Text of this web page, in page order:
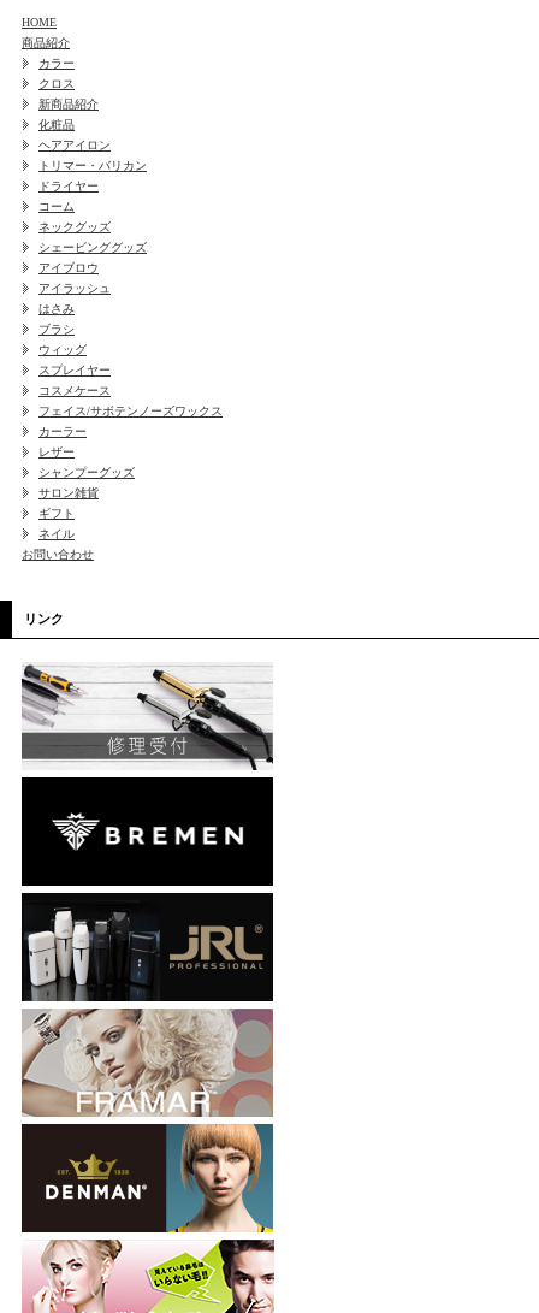
HOME
商品紹介
カラー
クロス
新商品紹介
化粧品
ヘアアイロン
トリマー・バリカン
ドライヤー
コーム
ネックグッズ
シェービンググッズ
アイブロウ
アイラッシュ
はさみ
ブラシ
ウィッグ
スプレイヤー
コスメケース
フェイス/サボテンノーズワックス
カーラー
レザー
シャンプーグッズ
サロン雑貨
ギフト
ネイル
お問い合わせ
リンク